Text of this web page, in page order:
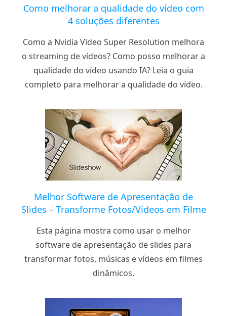
Como melhorar a qualidade do vídeo com
4 soluções diferentes
Como a Nvidia Video Super Resolution melhora
o streaming de vídeos? Como posso melhorar a
qualidade do vídeo usando IA? Leia o guia
completo para melhorar a qualidade do vídeo.
Melhor Software de Apresentação de
Slides – Transforme Fotos/Vídeos em Filme
Esta página mostra como usar o melhor
software de apresentação de slides para
transformar fotos, músicas e vídeos em filmes
dinâmicos.